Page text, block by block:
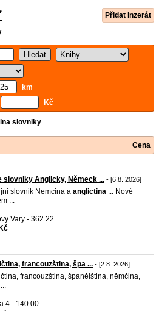
Přidat inzerát
km
Kč
slovniky
Cena
slovniky Anglicky, Německ ... - [6.8. 2026]
slovnik Nemcina a anglictina ... Nové
...
Vary - 362 22
francouzština, špa ... - [2.8. 2026]
francouzština, španělština, němčina,
4 - 140 00